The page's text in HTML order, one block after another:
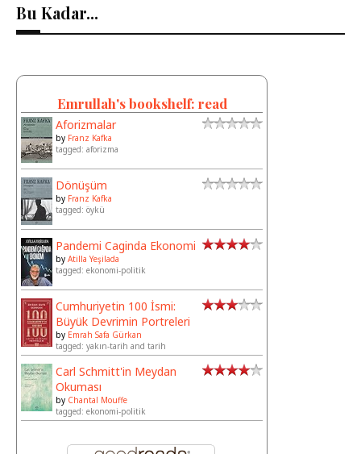
Bu Kadar...
Emrullah's bookshelf: read
Aforizmalar
by Franz Kafka
tagged: aforizma
Dönüşüm
by Franz Kafka
tagged: öykü
Pandemi Caginda Ekonomi
by Atilla Yeşilada
tagged: ekonomi-politik
Cumhuriyetin 100 İsmi:
Büyük Devrimin Portreleri
by Emrah Safa Gürkan
tagged: yakın-tarih and tarih
Carl Schmitt'in Meydan
Okuması
by Chantal Mouffe
tagged: ekonomi-politik